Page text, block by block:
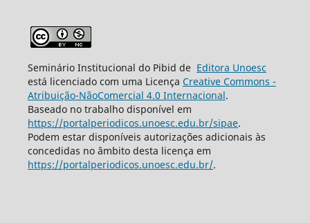
Seminário Institucional do Pibid de Editora Unoesc
está licenciado com uma Licença Creative Commons -
Atribuição-NãoComercial 4.0 Internacional.
Baseado no trabalho disponível em
https://portalperiodicos.unoesc.edu.br/sipae.
Podem estar disponíveis autorizações adicionais às
concedidas no âmbito desta licença em
https://portalperiodicos.unoesc.edu.br/.